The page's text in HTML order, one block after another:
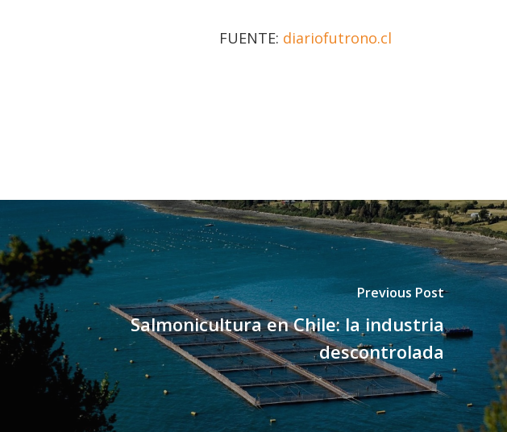
FUENTE: diariofutrono.cl
Previous Post
Salmonicultura en Chile: la industria
descontrolada